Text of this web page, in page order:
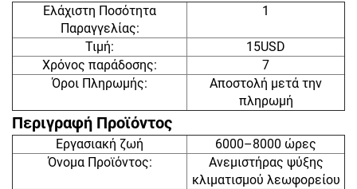
Ελάχιστη Ποσότητα
Παραγγελίας:
1
Τιμή:
15USD
Χρόνος παράδοσης:
7
Όροι Πληρωμής:
Αποστολή μετά την
πληρωμή
Περιγραφή Προϊόντος
Εργασιακή ζωή
6000–8000 ώρες
Όνομα Προϊόντος:
Ανεμιστήρας ψύξης
κλιματισμού λεωφορείου